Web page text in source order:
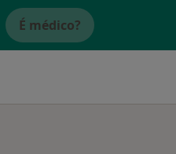
É médico?